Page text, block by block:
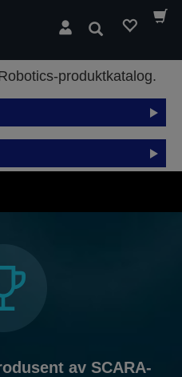
Søk
produktkatalog.
av SCARA-